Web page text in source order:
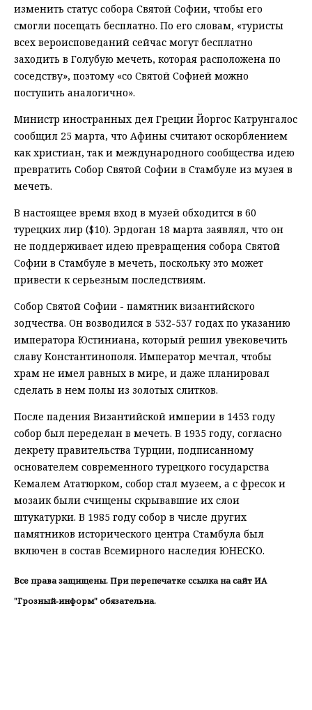
изменить статус собора Святой Софии, чтобы его
смогли посещать бесплатно. По его словам, «туристы
всех вероисповеданий сейчас могут бесплатно
заходить в Голубую мечеть, которая расположена по
соседству», поэтому «со Святой Софией можно
поступить аналогично».
Министр иностранных дел Греции Йоргос Катрунгалос
сообщил 25 марта, что Афины считают оскорблением
как христиан, так и международного сообщества идею
превратить Собор Святой Софии в Стамбуле из музея в
мечеть.
В настоящее время вход в музей обходится в 60
турецких лир ($10). Эрдоган 18 марта заявлял, что он
не поддерживает идею превращения собора Святой
Софии в Стамбуле в мечеть, поскольку это может
привести к серьезным последствиям.
Собор Святой Софии - памятник византийского
зодчества. Он возводился в 532-537 годах по указанию
императора Юстиниана, который решил увековечить
славу Константинополя. Император мечтал, чтобы
храм не имел равных в мире, и даже планировал
сделать в нем полы из золотых слитков.
После падения Византийской империи в 1453 году
собор был переделан в мечеть. В 1935 году, согласно
декрету правительства Турции, подписанному
основателем современного турецкого государства
Кемалем Ататюрком, собор стал музеем, а с фресок и
мозаик были счищены скрывавшие их слои
штукатурки. В 1985 году собор в числе других
памятников исторического центра Стамбула был
включен в состав Всемирного наследия ЮНЕСКО.
Все права защищены. При перепечатке ссылка на сайт ИА
"Грозный-информ" обязательна.